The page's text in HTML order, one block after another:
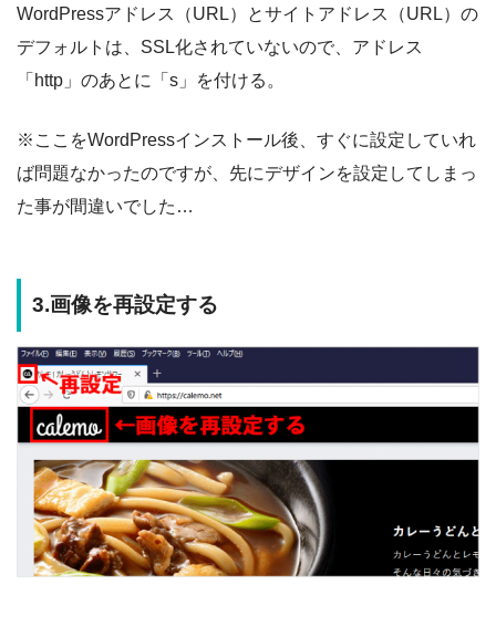
WordPressアドレス（URL）とサイトアドレス（URL）の
デフォルトは、SSL化されていないので、アドレス
「http」のあとに「s」を付ける。
※ここをWordPressインストール後、すぐに設定していれ
ば問題なかったのですが、先にデザインを設定してしまっ
た事が間違いでした…
3.画像を再設定する